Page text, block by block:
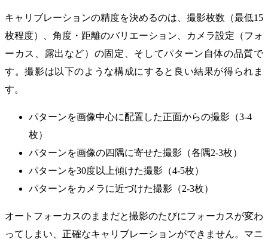
キャリブレーションの精度を決めるのは、撮影枚数（最低15
枚程度）、角度・距離のバリエーション、カメラ設定（フォ
ーカス、露出など）の固定、そしてパターン自体の品質で
す。撮影は以下のような構成にすると良い結果が得られま
す。
パターンを画像中心に配置した正面からの撮影（3-4
枚）
パターンを画像の四隅に寄せた撮影（各隅2-3枚）
パターンを30度以上傾けた撮影（4-5枚）
パターンをカメラに近づけた撮影（2-3枚）
オートフォーカスのままだと撮影のたびにフォーカスが変わ
ってしまい、正確なキャリブレーションができません。マニ